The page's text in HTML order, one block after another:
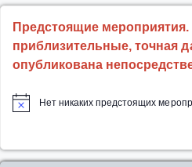
Предстоящие
приблизительные, точная
опубликована
Нет никаких предстоящих